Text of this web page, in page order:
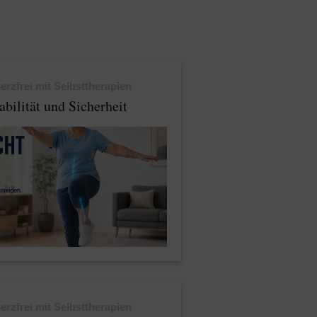
und Sicherheit